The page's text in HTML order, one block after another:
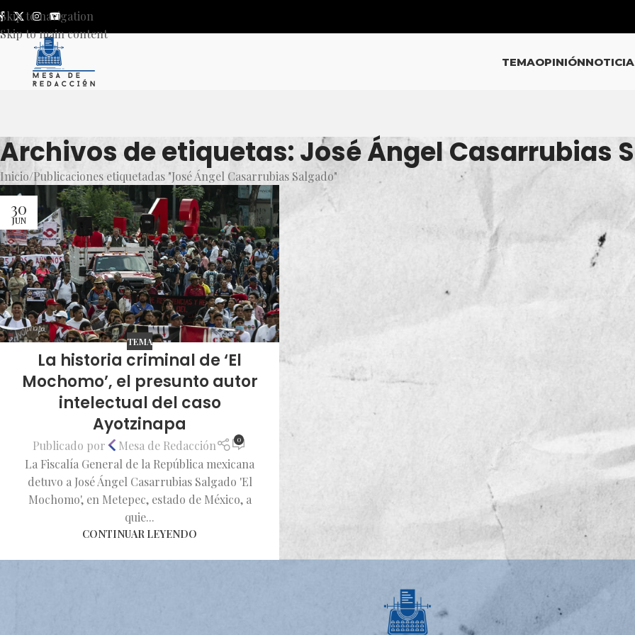
Skip to navigation
Skip to main content
TEMAOPINIÓN
Archivos de etiquetas: José Ángel Casarrubias
Inicio Publicaciones etiquetadas "José Ángel Casarrubias Salgado"
30
JUN
TEMA
La historia criminal de ‘El
Mochomo’, el presunto autor
intelectual del caso
Ayotzinapa
Publicado por Mesa de Redacción 0
La Fiscalía General de la República mexicana
detuvo a José Ángel Casarrubias Salgado 'El
Mochomo', en Metepec, estado de México, a
quie...
CONTINUAR LEYENDO